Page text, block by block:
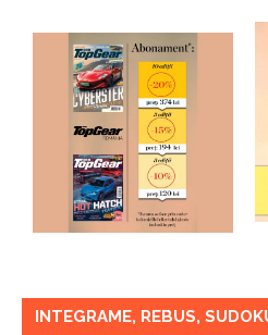
INTEGRAME, REBUS,